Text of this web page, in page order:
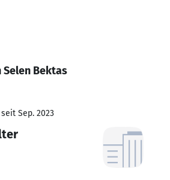
Bektas
Sep. 2023